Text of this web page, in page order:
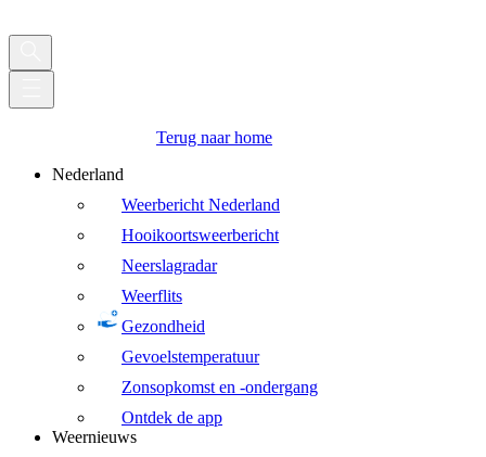
Terug naar home
Nederland
Weerbericht Nederland
Hooikoortsweerbericht
Neerslagradar
Weerflits
Gezondheid
Gevoelstemperatuur
Zonsopkomst en -ondergang
Ontdek de app
Weernieuws